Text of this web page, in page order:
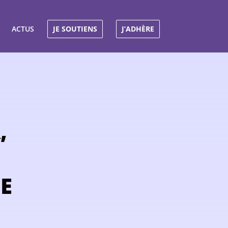
ACTUS JE SOUTIENS J’ADHÈRE